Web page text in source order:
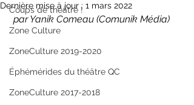
Coups de théâtre !
Zone Culture
ZoneCulture 2019-2020
Éphémérides du théâtre QC
ZoneCulture 2017-2018
Dernière mise à jour : 1 mars 2022
par Yanik Comeau (Comunik Média)